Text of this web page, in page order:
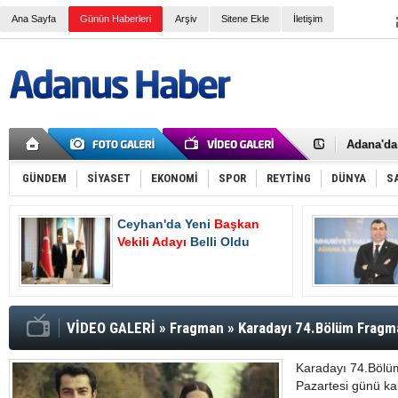
Ana Sayfa Günün Haberleri Arşiv Sitene Ekle İletişim
Çalışma
Devlet
SGK e-
Normal
Hasan
Oluyor
2025
Asgari
Bayram
Bir işçi
AK Parti
GÜNDEM SİYASET EKONOMİ SPOR REYTİNG DÜNYA
Ceyhan'da Yeni Başkan
Vekili Adayı Belli Oldu
VİDEO GALERİ » Fragman » Karadayı 74.Bölüm
Karadayı
Pazartesi günü